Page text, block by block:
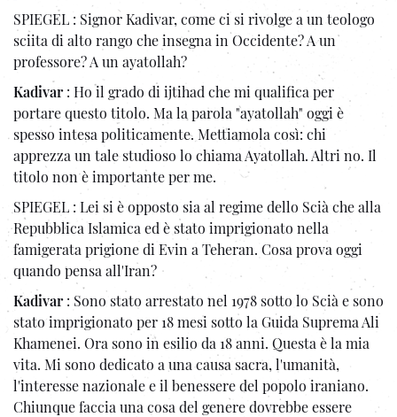
SPIEGEL : Signor Kadivar, come ci si rivolge a un teologo
sciita di alto rango che insegna in Occidente? A un
professore? A un ayatollah?
Kadivar: Ho il grado di ijtihad che mi qualifica per
portare questo titolo. Ma la parola "ayatollah" oggi è
spesso intesa politicamente. Mettiamola così: chi
apprezza un tale studioso lo chiama Ayatollah. Altri no. Il
titolo non è importante per me.
SPIEGEL : Lei si è opposto sia al regime dello Scià che alla
Repubblica Islamica ed è stato imprigionato nella
famigerata prigione di Evin a Teheran. Cosa prova oggi
quando pensa all'Iran?
Kadivar: Sono stato arrestato nel 1978 sotto lo Scià e sono
stato imprigionato per 18 mesi sotto la Guida Suprema Ali
Khamenei. Ora sono in esilio da 18 anni. Questa è la mia
vita. Mi sono dedicato a una causa sacra, l'umanità,
l'interesse nazionale e il benessere del popolo iraniano.
Chiunque faccia una cosa del genere dovrebbe essere